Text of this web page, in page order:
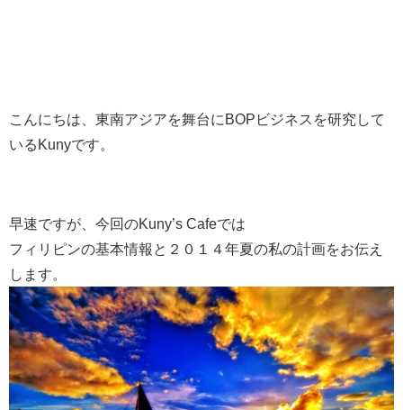
こんにちは、東南アジアを舞台にBOPビジネスを研究して
いるKunyです。
早速ですが、今回のKuny’s Cafeでは
フィリピンの基本情報と２０１４年夏の私の計画をお伝え
します。